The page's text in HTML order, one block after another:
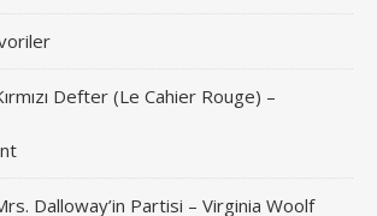
Defter (Le Cahier Rouge) –
Dalloway’in Partisi – Virginia Woolf